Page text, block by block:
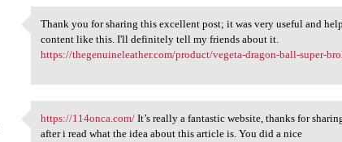
Thank you for sharing this
Thank you for sharing this excellent post; it was very useful and
content like this. I'll definitely tell my friends about it.
https://thegenuineleather.com/product/vegeta-dragon-ball-super-
https://114onca.com/ It’s
https://114onca.com/ It’s really a fantastic website, thanks for
after i read what the idea about this article is. You did a nice